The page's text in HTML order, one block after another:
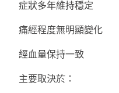
症狀多年維持穩定
痛經程度無明顯變化
經血量保持一致
主要取決於：